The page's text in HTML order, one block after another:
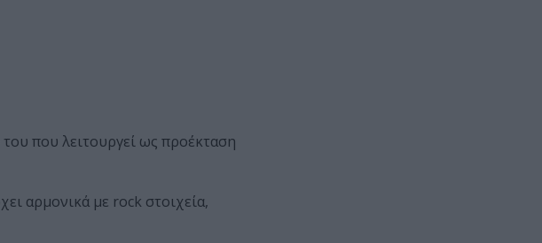
που λειτουργεί ως προέκταση
αρμονικά με rock στοιχεία,